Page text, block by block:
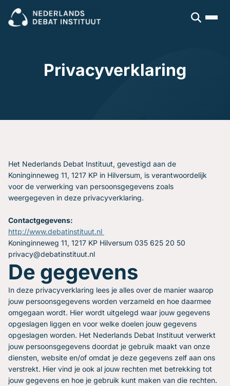
Open cursus
Gespreksleiders
Beroepsopleiders
Brancheverenigingen
Ondernemingsraden
Boeken
Downloads
Over ons
Ons verhaal
Ons team
Inschrijven
Gratis oefenavonden
Contact
Privacyverklaring
Het Nederlands Debat Instituut, gevestigd aan de
Koninginneweg 11, 1217 KP in Hilversum, is verantwoordelijk
voor de verwerking van persoonsgegevens zoals
weergegeven in deze privacyverklaring.
Contactgegevens:
http://www.debatinstituut.nl
Koninginneweg 11, 1217 KP Hilversum 035 625 20 50
privacy@debatinstituut.nl
De gegevens
In deze privacyverklaring lees je alles over de manier waarop
jouw persoonsgegevens worden verzameld en hoe daarmee
omgegaan wordt. Hier wordt uitgelegd waar jouw gegevens
opgeslagen liggen en voor welke doelen jouw gegevens
opgeslagen worden. Het Nederlands Debat Instituut verwerkt
jouw persoonsgegevens doordat je gebruik maakt van onze
diensten, website en/of omdat je deze gegevens zelf aan ons
verstrekt. Hier vind je ook al jouw rechten met betrekking tot
jouw gegevens en hoe je gebruik kunt maken van die rechten.